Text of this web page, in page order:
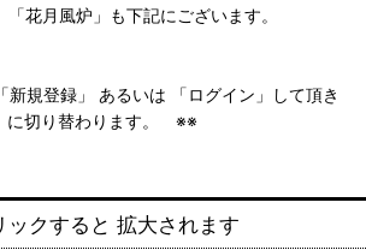
月風炉」も下記にございます。
規登録」 あるいは 「ログイン」して頂き
に切り替わります。 ※※
クすると 拡大されます